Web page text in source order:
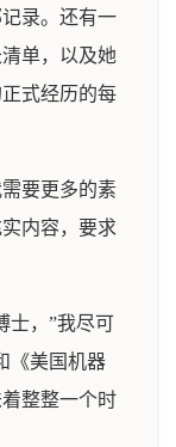
录。还有一
单，以及她
式经历的每
要更多的素
内容，要求
士，”我尽可
《美国机器
整整一个时